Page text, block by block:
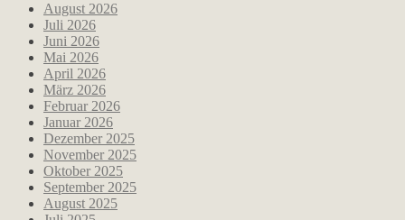
August 2026
Juli 2026
Juni 2026
Mai 2026
April 2026
März 2026
Februar 2026
Januar 2026
Dezember 2025
November 2025
Oktober 2025
September 2025
August 2025